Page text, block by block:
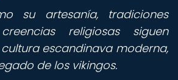
su artesanía, tradiciones
religiosas siguen
escandinava moderna,
de los vikingos.